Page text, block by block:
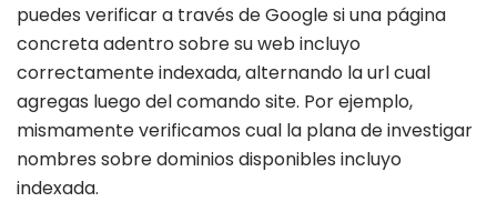
puedes verificar a través de Google si una página
concreta adentro sobre su web incluyo
correctamente indexada, alternando la url cual
agregas luego del comando site. Por ejemplo,
mismamente verificamos cual la plana de investigar
nombres sobre dominios disponibles incluyo
indexada.